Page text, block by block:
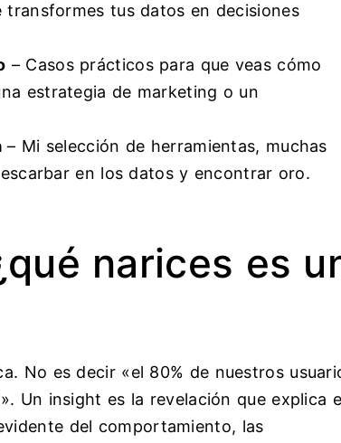
tus datos en decisiones
– Casos prácticos para que veas cómo
estrategia de marketing o un
– Mi selección de herramientas, muchas
en los datos y encontrar oro.
narices es
No es decir «el 80% de nuestros
Un insight es la revelación que explica
del comportamiento, las